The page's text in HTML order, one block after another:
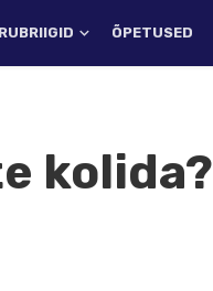
ÕPETUSED
kolida?